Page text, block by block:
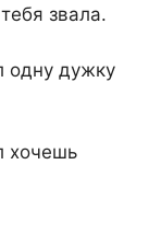
звала.
одну дужку
хочешь